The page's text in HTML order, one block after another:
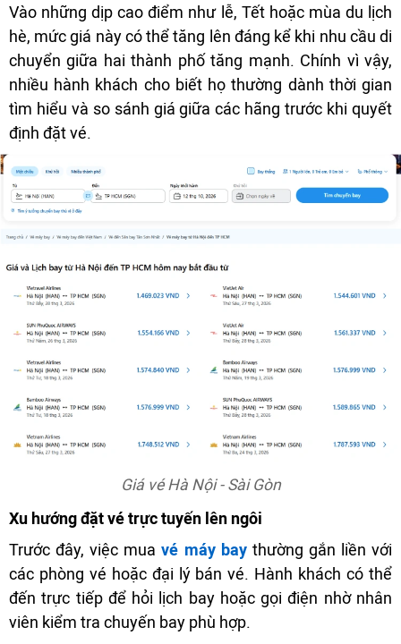
Vào những dịp cao điểm như lễ, Tết hoặc mùa du lịch
hè, mức giá này có thể tăng lên đáng kể khi nhu cầu di
chuyển giữa hai thành phố tăng mạnh. Chính vì vậy,
nhiều hành khách cho biết họ thường dành thời gian
tìm hiểu và so sánh giá giữa các hãng trước khi quyết
định đặt vé.
Giá vé Hà Nội - Sài Gòn
Xu hướng đặt vé trực tuyến lên ngôi
Trước đây, việc muavé máy baythường gắn liền với
các phòng vé hoặc đại lý bán vé. Hành khách có thể
đến trực tiếp để hỏi lịch bay hoặc gọi điện nhờ nhân
viên kiểm tra chuyến bay phù hợp.